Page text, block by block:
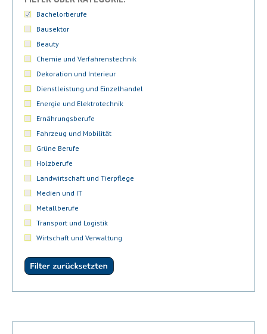
Bachelorberufe
Bausektor
Beauty
Chemie und Verfahrenstechnik
Dekoration und Interieur
Dienstleistung und Einzelhandel
Energie und Elektrotechnik
Ernährungsberufe
Fahrzeug und Mobilität
Grüne Berufe
Holzberufe
Landwirtschaft und Tierpflege
Medien und IT
Metallberufe
Transport und Logistik
Wirtschaft und Verwaltung